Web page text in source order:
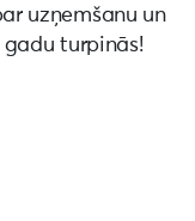
uzņemšanu un
gadu turpinās!